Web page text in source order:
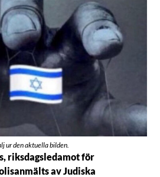
ur den aktuella bilden.
riksdagsledamot för
av Judiska